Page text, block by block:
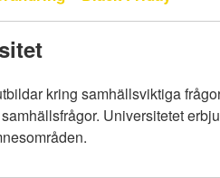
kring samhällsviktiga
Universitetet